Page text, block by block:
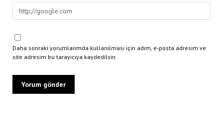
Daha sonraki yorumlarımda kullanılması için adım, e-posta adresim ve
site adresim bu tarayıcıya kaydedilsin.